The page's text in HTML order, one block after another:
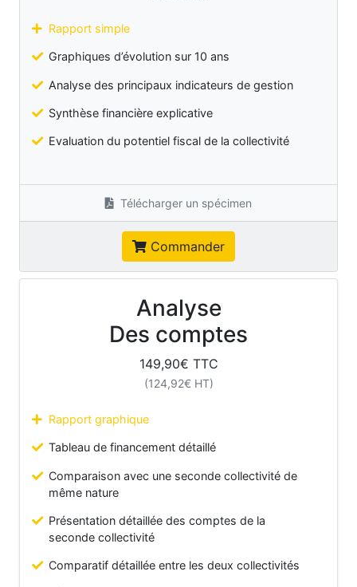
Rapport simple
Graphiques d’évolution sur 10 ans
Analyse des principaux indicateurs de gestion
Synthèse financière explicative
Evaluation du potentiel fiscal de la collectivité
Télécharger un spécimen
Commander
Analyse
Des comptes
149,90€ TTC
(124,92€ HT)
Rapport graphique
Tableau de financement détaillé
Comparaison avec une seconde collectivité de
même nature
Présentation détaillée des comptes de la
seconde collectivité
Comparatif détaillée entre les deux collectivités